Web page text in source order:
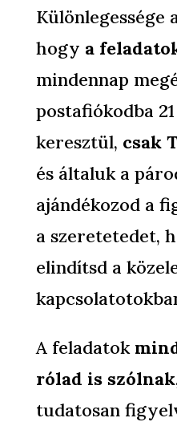
Különlegessége
hogy a
mindennap
postafiókodba
keresztül, csak
és általuk a
ajándékozod a
a szeretetedet,
elindítsd a
A feladatok
rólad is szólnak
tudatosan